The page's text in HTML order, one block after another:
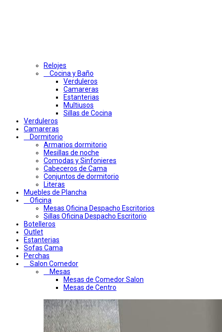
Relojes
Cocina y Baño
Verduleros
Camareras
Estanterias
Multiusos
Sillas de Cocina
Verduleros
Camareras
Dormitorio
Armarios dormitorio
Mesillas de noche
Comodas y Sinfonieres
Cabeceros de Cama
Conjuntos de dormitorio
Literas
Muebles de Plancha
Oficina
Mesas Oficina Despacho Escritorios
Sillas Oficina Despacho Escritorio
Botelleros
Outlet
Estanterias
Sofas Cama
Perchas
Salon Comedor
Mesas
Mesas de Comedor Salon
Mesas de Centro